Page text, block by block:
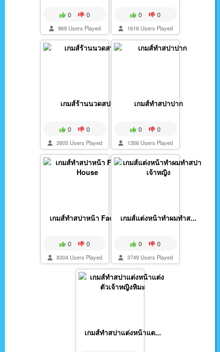
0 0
969 Users Played
0 0
1616 Users Played
เกมส์ร้านนวดสปา
0 0
2605 Users Played
เกมส์ทำสปาปาก
0 0
1356 Users Played
เกมส์ทำสปาหน้า Facia...
0 0
8304 Users Played
เกมส์แต่งหน้าทำผมทำส...
0 0
3749 Users Played
เกมส์ทำสปาแต่งหน้าแต...